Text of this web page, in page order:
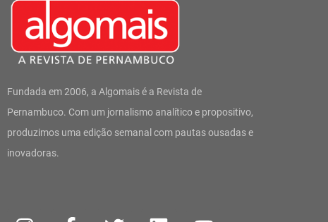
Fundada em 2006, a Algomais é a Revista de
Pernambuco. Com um jornalismo analítico e propositivo,
produzimos uma edição semanal com pautas ousadas e
inovadoras.